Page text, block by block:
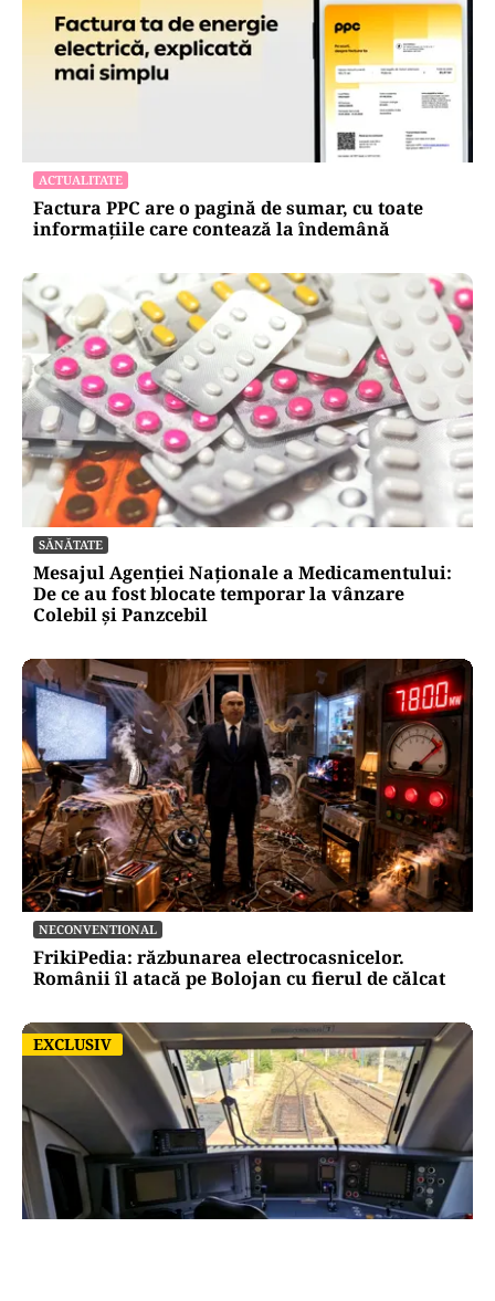
ACTUALITATE
Factura PPC are o pagină de sumar, cu toate
informațiile care contează la îndemână
SĂNĂTATE
Mesajul Agenției Naționale a Medicamentului:
De ce au fost blocate temporar la vânzare
Colebil și Panzcebil
NECONVENTIONAL
FrikiPedia: răzbunarea electrocasnicelor.
Românii îl atacă pe Bolojan cu fierul de călcat
EXCLUSIV
EXCLUSIV